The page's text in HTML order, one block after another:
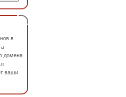
в
домена
ваши